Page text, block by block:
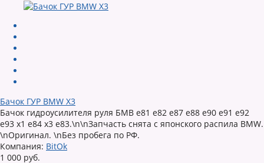
Бачок ГУР BMW X3
Бачок гидроусилителя руля БМВ е81 е82 е87 е88 е90 е91 е92
е93 х1 е84 х3 е83.\n\nЗапчасть снята с японского распила BMW.
\nОригинал. \nБез пробега по РФ.
Компания: BitOk
1 000 руб.